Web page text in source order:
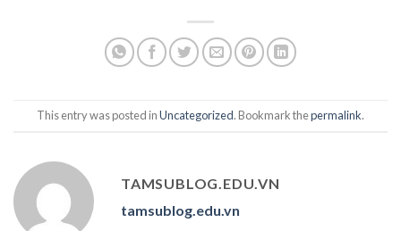
This entry was posted inUncategorized. Bookmark thepermalink.
TAMSUBLOG.EDU.VN
tamsublog.edu.vn